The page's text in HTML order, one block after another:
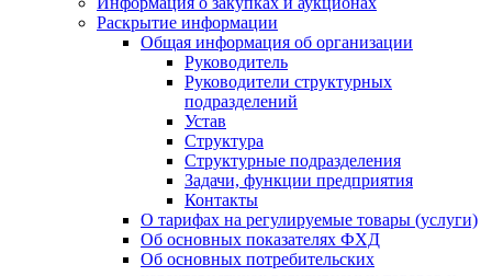
Раскрытие информации
Общая информация об организации
Руководитель
Руководители структурных
подразделений
Устав
Структура
Структурные подразделения
Задачи, функции предприятия
Контакты
О тарифах на регулируемые товары (услуги)
Об основных показателях ФХД
Об основных потребительских